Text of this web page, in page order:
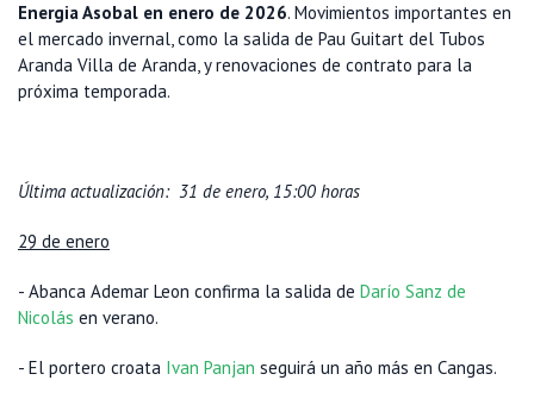
Energia Asobal en enero de 2026. Movimientos importantes en
el mercado invernal, como la salida de Pau Guitart del Tubos
Aranda Villa de Aranda, y renovaciones de contrato para la
próxima temporada.
Última actualización: 31 de enero, 15:00 horas
29 de enero
- Abanca Ademar Leon confirma la salida de Darío Sanz de
Nicolás en verano.
- El portero croata Ivan Panjan seguirá un año más en Cangas.